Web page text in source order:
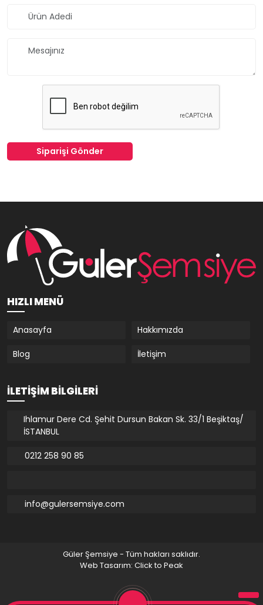
Siparişi Gönder
HIZLI MENÜ
Anasayfa Hakkımızda
Blog İletişim
İLETIŞIM BILGILERI
Ihlamur Dere Cd. Şehit Dursun Bakan Sk. 33/1 Beşiktaş/
İSTANBUL
0212 258 90 85
info@gulersemsiye.com
Güler Şemsiye - Tüm hakları saklıdır.
Web Tasarım: Click to Peak